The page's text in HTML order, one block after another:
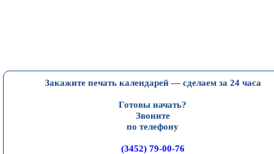
Закажите печать календарей — сделаем за 24 часа
Готовы начать?
Звоните
по телефону
(3452) 79-00-76